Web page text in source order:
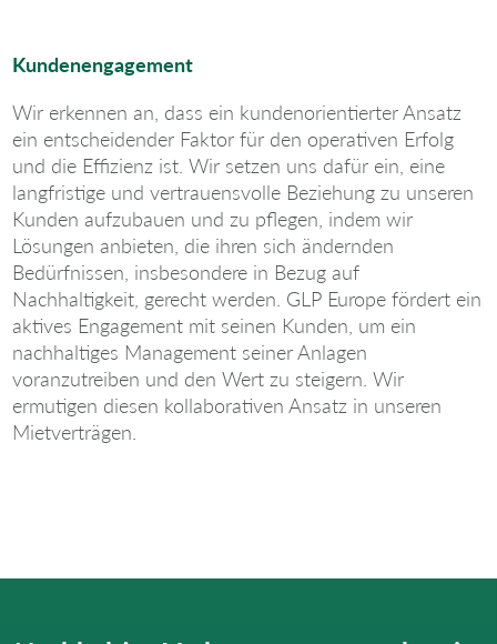
Kundenengagement
Wir erkennen an, dass ein kundenorientierter Ansatz
ein entscheidender Faktor für den operativen Erfolg
und die Effizienz ist. Wir setzen uns dafür ein, eine
langfristige und vertrauensvolle Beziehung zu unseren
Kunden aufzubauen und zu pflegen, indem wir
Lösungen anbieten, die ihren sich ändernden
Bedürfnissen, insbesondere in Bezug auf
Nachhaltigkeit, gerecht werden. GLP Europe fördert ein
aktives Engagement mit seinen Kunden, um ein
nachhaltiges Management seiner Anlagen
voranzutreiben und den Wert zu steigern. Wir
ermutigen diesen kollaborativen Ansatz in unseren
Mietverträgen.